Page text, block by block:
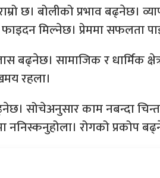
छ। बोलीको प्रभाव बढ्नेछ।
मिल्नेछ। प्रेममा सफलता
बढ्नेछ। सामाजिक र धार्मिक
रहला।
सोचेअनुसार काम नबन्दा
ननिस्कनुहोला। रोगको प्रकोप